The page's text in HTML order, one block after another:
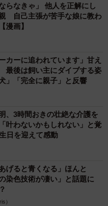
とう。でも、ごめんね。ぜ
ね！うん、また会いたい
と涙を拭くA子。頭の中に
過ごした大切な6年間の思
ったのでした。
らなきゃ」 他人を正解にし
自己主張が苦手な娘に教わ
漫画】
カーに追われています」甘え
最後は飼い主にダイブする姿
」「完全に親子」と反響
、3時間おきの壮絶な介護を
叶わないかもしれない」と覚
日を迎えて感動
げると青くなる」ほんと
染色技術が凄い」と話題に
）